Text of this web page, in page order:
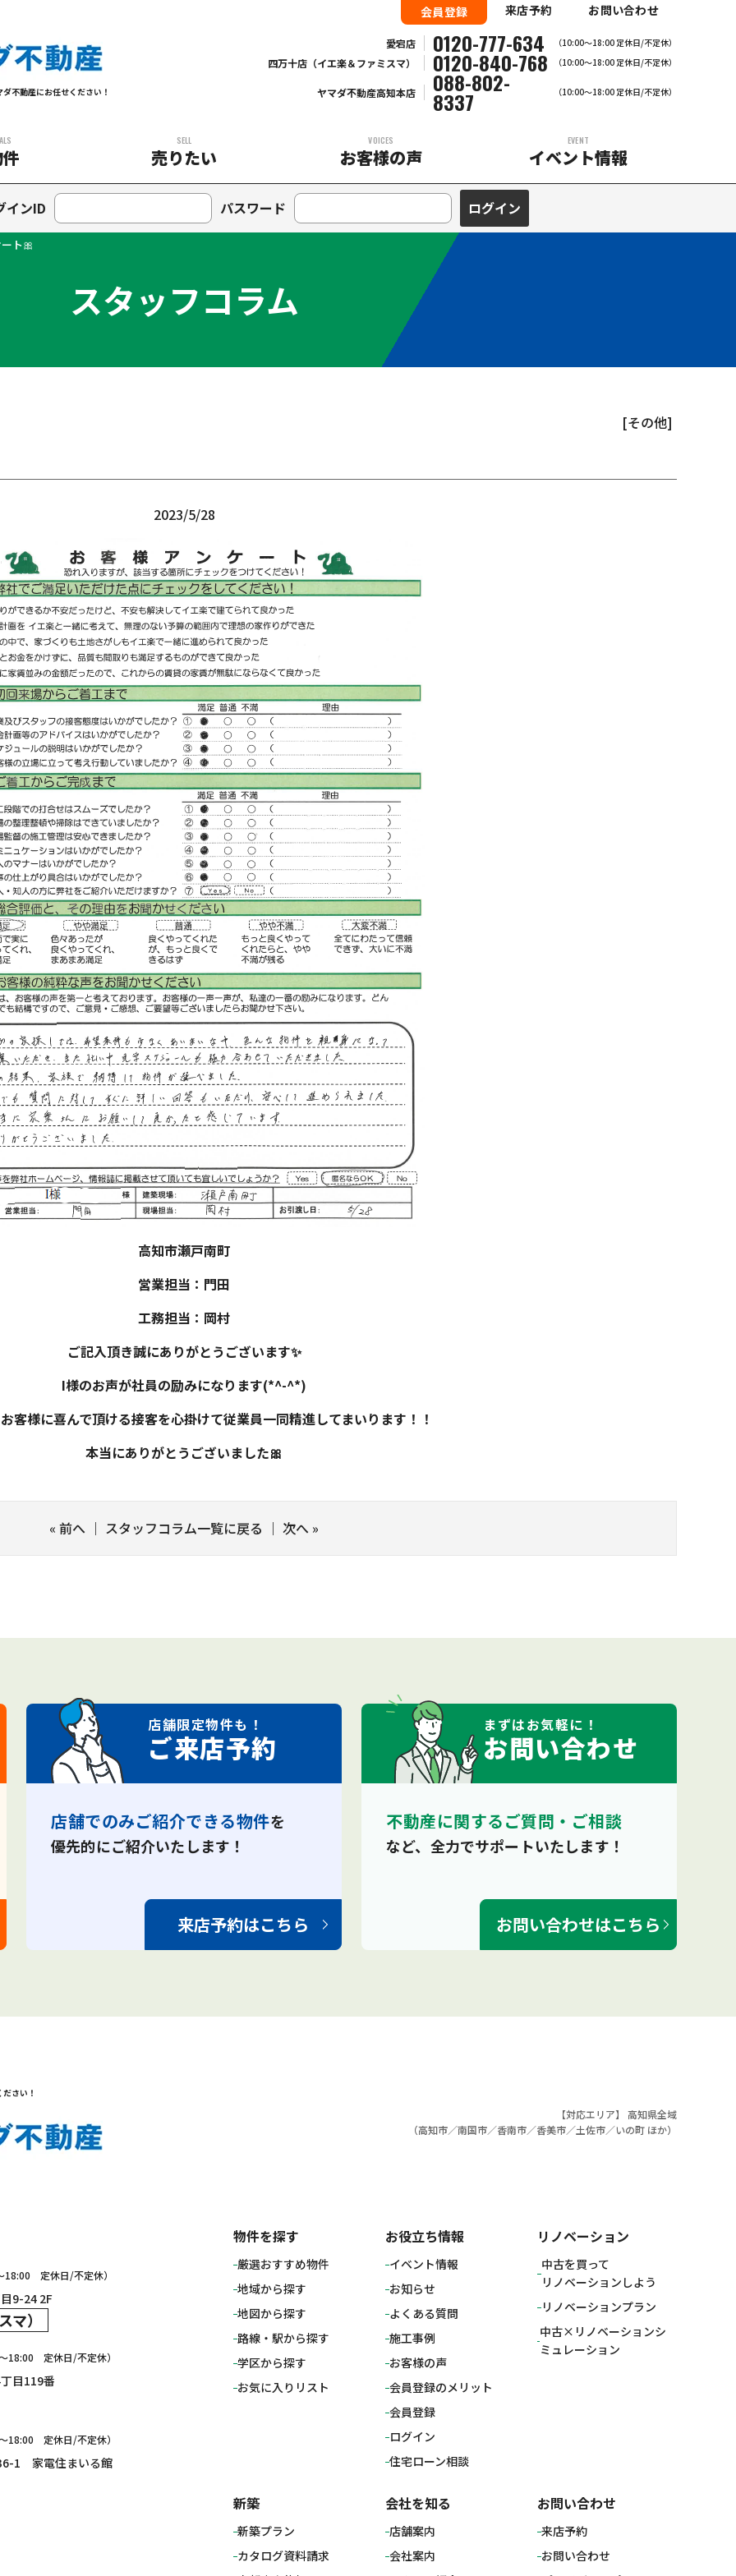
不動産にお任せください！
会員登録 来店予約 お問い合わせ
愛宕店 0120-777-634 （10:00～18:00 定休日/不定休）
四万十店（イエ楽＆ファミスマ） 0120-840-768 （10:00〜18:00 定休日/不定休）
ヤマダ不動産高知本店 088-802-
8337 （10:00～18:00 定休日/不定休）
SELL
売りたい
VOICES
お客様の声
EVENT
イベント情報
インID パスワード
ト🎀
スタッフコラム
[その他]
2023/5/28
高知市瀬戸南町
営業担当：門田
工務担当：岡村
ご記入頂き誠にありがとうございます✨
I様のお声が社員の励みになります(*^-^*)
客様に喜んで頂ける接客を心掛けて従業員一同精進してまいります！！
本当にありがとうございました🎀
« 前へ ｜ スタッフコラム一覧に戻る ｜ 次へ »
店舗限定物件も！
ご来店予約
店舗でのみご紹介できる物件を
優先的にご紹介いたします！
来店予約はこちら
まずはお気軽に！
お問い合わせ
不動産に関するご質問・ご相談
など、全力でサポートいたします！
お問い合わせはこちら
さい！
【対応エリア】 高知県全域
（高知市／南国市／香南市／香美市／土佐市／いの町 ほか）
18:00 定休日/不定休）
9-24 2F
）
18:00 定休日/不定休）
目119番
18:00 定休日/不定休）
1 家電住まいる館
物件を探す
厳選おすすめ物件
地域から探す
地図から探す
路線・駅から探す
学区から探す
お気に入りリスト
お役立ち情報
イベント情報
お知らせ
よくある質問
施工事例
お客様の声
会員登録のメリット
会員登録
ログイン
住宅ローン相談
リノベーション
中古を買って
リノベーションしよう
リノベーションプラン
中古×リノベーションシ
ミュレーション
新築
新築プラン
カタログ資料請求
会社を知る
店舗案内
会社案内
お問い合わせ
来店予約
お問い合わせ